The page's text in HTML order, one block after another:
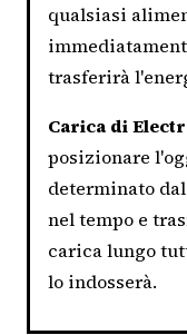
qualsiasi
trasferirà
Carica di
posizionare
determinato
nel tempo e
carica lungo
lo indosserà.